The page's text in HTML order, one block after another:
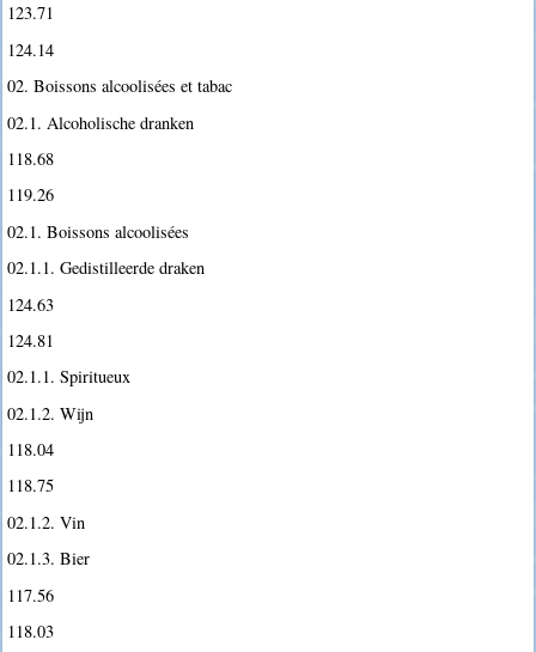
123.71
124.14
02. Boissons alcoolisées et tabac
02.1. Alcoholische dranken
118.68
119.26
02.1. Boissons alcoolisées
02.1.1. Gedistilleerde draken
124.63
124.81
02.1.1. Spiritueux
02.1.2. Wijn
118.04
118.75
02.1.2. Vin
02.1.3. Bier
117.56
118.03